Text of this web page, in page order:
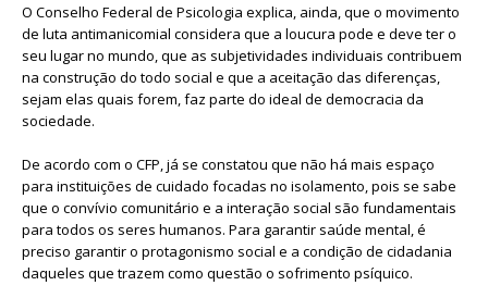
O Conselho Federal de Psicologia explica, ainda, que o movimento
de luta antimanicomial considera que a loucura pode e deve ter o
seu lugar no mundo, que as subjetividades individuais contribuem
na construção do todo social e que a aceitação das diferenças,
sejam elas quais forem, faz parte do ideal de democracia da
sociedade.
De acordo com o CFP, já se constatou que não há mais espaço
para instituições de cuidado focadas no isolamento, pois se sabe
que o convívio comunitário e a interação social são fundamentais
para todos os seres humanos. Para garantir saúde mental, é
preciso garantir o protagonismo social e a condição de cidadania
daqueles que trazem como questão o sofrimento psíquico.